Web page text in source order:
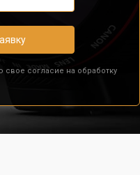
свое согласие на обработку